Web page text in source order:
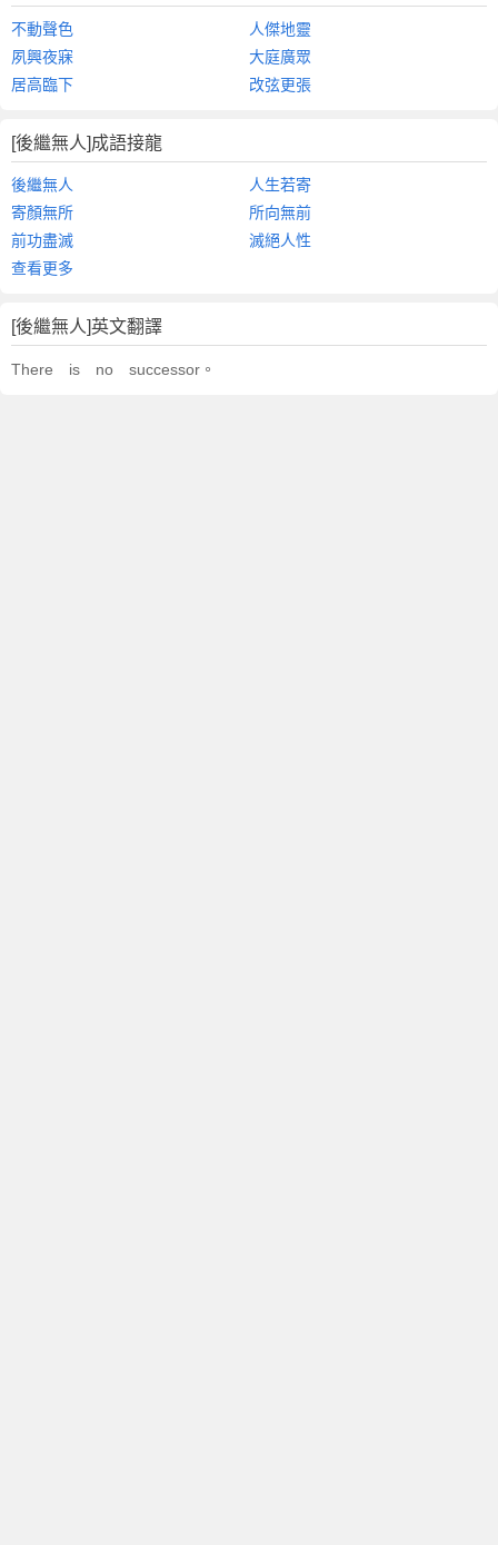
不動聲色
人傑地靈
夙興夜寐
大庭廣眾
居高臨下
改弦更張
[後繼無人]成語接龍
後繼無人
人生若寄
寄顏無所
所向無前
前功盡滅
滅絕人性
查看更多
[後繼無人]英文翻譯
There is no successor。